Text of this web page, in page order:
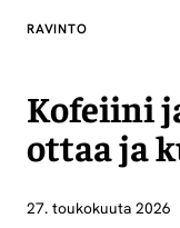
RAVINTO
Kofeiini
ottaa ja
27. toukokuuta 2026